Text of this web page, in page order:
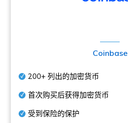
Coinbase
200+ 列出的加密货币
首次购买后获得加密货币
受到保险的保护